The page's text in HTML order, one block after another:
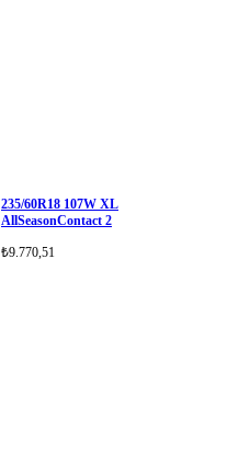
235/60R18 107W XL
AllSeasonContact 2
₺9.770,51